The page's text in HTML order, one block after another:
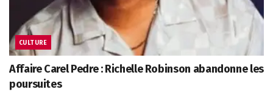
CULTURE
Affaire Carel Pedre : Richelle Robinson abandonne les
poursuites